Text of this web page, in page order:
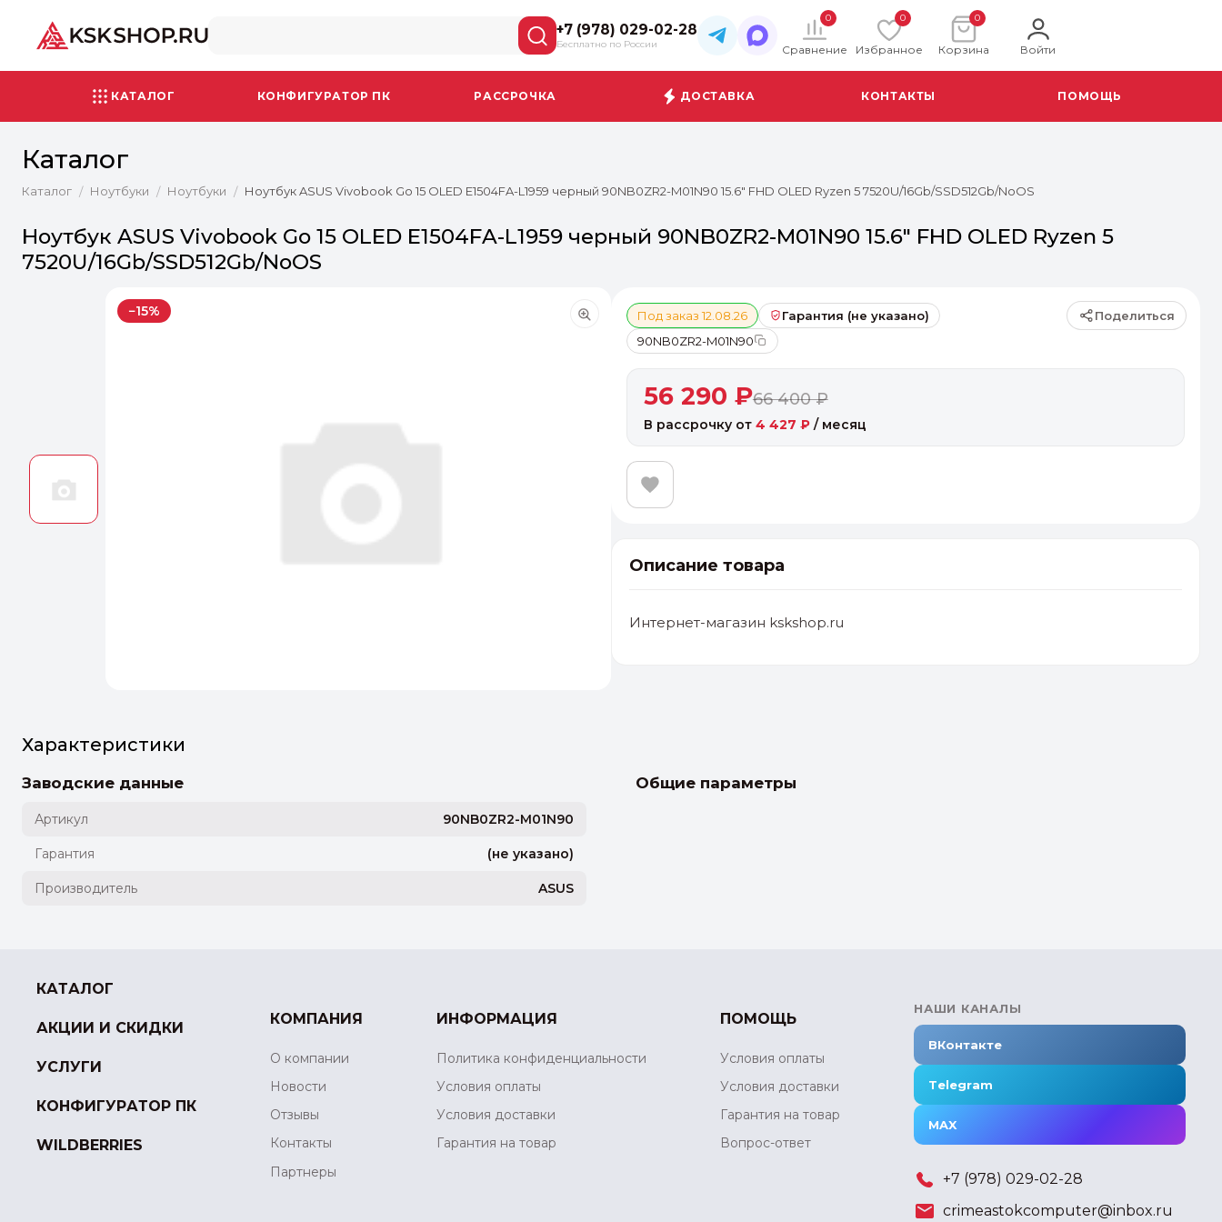
+7 (978) 029-02-28
Бесплатно по России
0
Сравнение
0
Избранное
0
Корзина Войти
КАТАЛОГ КОНФИГУРАТОР ПК РАССРОЧКА ДОСТАВКА КОНТАКТЫ ПОМОЩЬ
Каталог
Каталог / Ноутбуки / Ноутбуки / Ноутбук ASUS Vivobook Go 15 OLED E1504FA-L1959 черный 90NB0ZR2-M01N90 15.6" FHD OLED Ryzen 5 7520U/16Gb/SSD512Gb/NoOS
Ноутбук ASUS Vivobook Go 15 OLED E1504FA-L1959 черный 90NB0ZR2-M01N90 15.6" FHD OLED Ryzen 5
7520U/16Gb/SSD512Gb/NoOS
−15% Поделиться
Под заказ 12.08.26
Гарантия (не указано)
90NB0ZR2-M01N90
56 290 ₽66 400 ₽
В рассрочку от 4 427 ₽/ месяц
Описание товара
Интернет-магазин kskshop.ru
Характеристики
Заводские данные
Артикул 90NB0ZR2-M01N90
Гарантия (не указано)
Производитель ASUS
Общие параметры
КАТАЛОГ
АКЦИИ И СКИДКИ
УСЛУГИ
КОНФИГУРАТОР ПК
WILDBERRIES
КОМПАНИЯ
О компании
Новости
Отзывы
Контакты
Партнеры
ИНФОРМАЦИЯ
Политика конфиденциальности
Условия оплаты
Условия доставки
Гарантия на товар
ПОМОЩЬ
Условия оплаты
Условия доставки
Гарантия на товар
Вопрос-ответ
НАШИ КАНАЛЫ
ВКонтакте
Telegram
MAX
+7 (978) 029-02-28
crimeastokcomputer@inbox.ru